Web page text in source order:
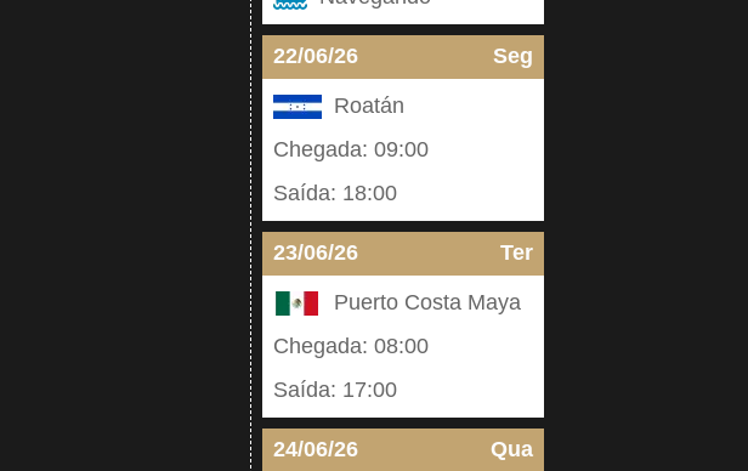
22/06/26 Seg
Roatán
Chegada: 09:00
Saída: 18:00
23/06/26 Ter
Puerto Costa Maya
Chegada: 08:00
Saída: 17:00
24/06/26 Qua